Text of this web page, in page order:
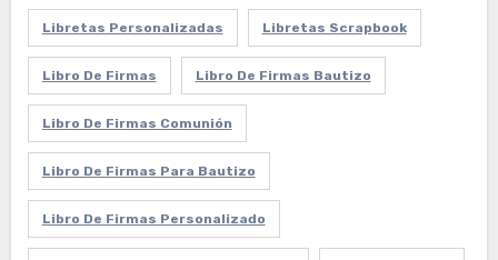
Libretas Personalizadas Libretas Scrapbook
Libro De Firmas Libro De Firmas Bautizo
Libro De Firmas Comunión
Libro De Firmas Para Bautizo
Libro De Firmas Personalizado